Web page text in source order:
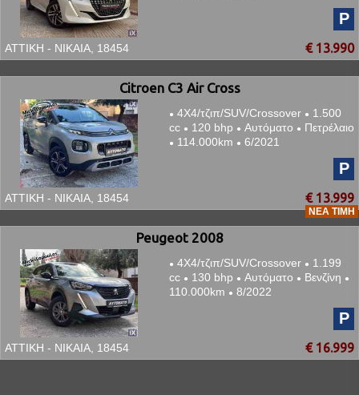
P
ΑΤΤΙΚΗ - ΝΙΚΑΙΑ, 18454 € 13.990
ΝΈΑ ΤΙΜΉ
Citroen C3 Air Cross
● 4Χ4/τζιπ/SUV/Crossover ● 1.500
cc ● 120 bhp ● Αυτόματο ● Πετρέλαιο
● 114.000km ● 6/2021
P
ΑΤΤΙΚΗ - ΝΙΚΑΙΑ, 18454 € 13.999
Peugeot 2008
● 4Χ4/τζιπ/SUV/Crossover ● 1.199
cc ● 130 bhp ● Αυτόματο ● Βενζίνη ●
110.000km ● 8/2022
P
ΑΤΤΙΚΗ - ΝΙΚΑΙΑ, 18454 € 16.999